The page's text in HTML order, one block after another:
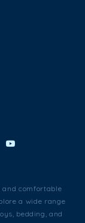
comfortable
a wide range
bedding, and